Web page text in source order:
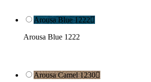
Arousa Blue 1222
Arousa Blue 1222
Arousa Camel 1230